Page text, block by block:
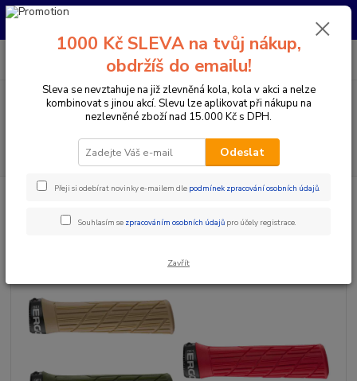
Pro nachystání kola / doplňků na prodejně si prosím zavolejte dopředu.
Menu
CZK
PO-PÁ 10:00-17:00 | SO: 9:00-12:00
Komponenty na kolo Gripy a omotávky
Gripy klasické / MTB
1000 Kč SLEVA na tvůj nákup,
obdržíš do emailu!
Sleva se nevztahuje na již zlevněná kola, kola v akci a nelze
kombinovat s jinou akcí. Slevu lze aplikovat při nákupu na
nezlevněné zboží nad 15.000 Kč s DPH.
Odeslat
Přeji si odebírat novinky e-mailem dle podmínek zpracování osobních údajů.
Souhlasím se zpracováním osobních údajů pro účely registrace.
Zavřít